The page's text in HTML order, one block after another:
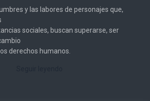
y las labores de personajes que,
sociales, buscan superarse, ser
derechos humanos.